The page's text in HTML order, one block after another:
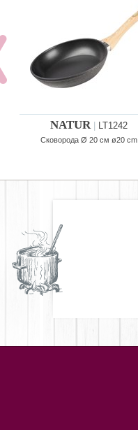
NATUR| LT1242
Сковорода Ø 20 см ø20 cm